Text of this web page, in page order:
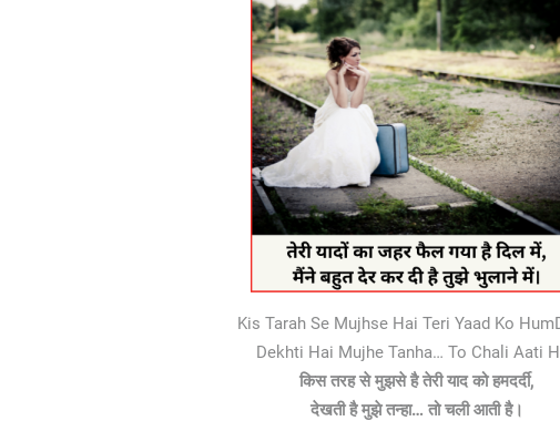
Kis Tarah Se Mujhse Hai Teri Yaad Ko
Dekhti Hai Mujhe Tanha… To Chali Aati
किस तरह से मुझसे है तेरी याद को हमदर्दी,
देखती है मुझे तन्हा… तो चली आती है।